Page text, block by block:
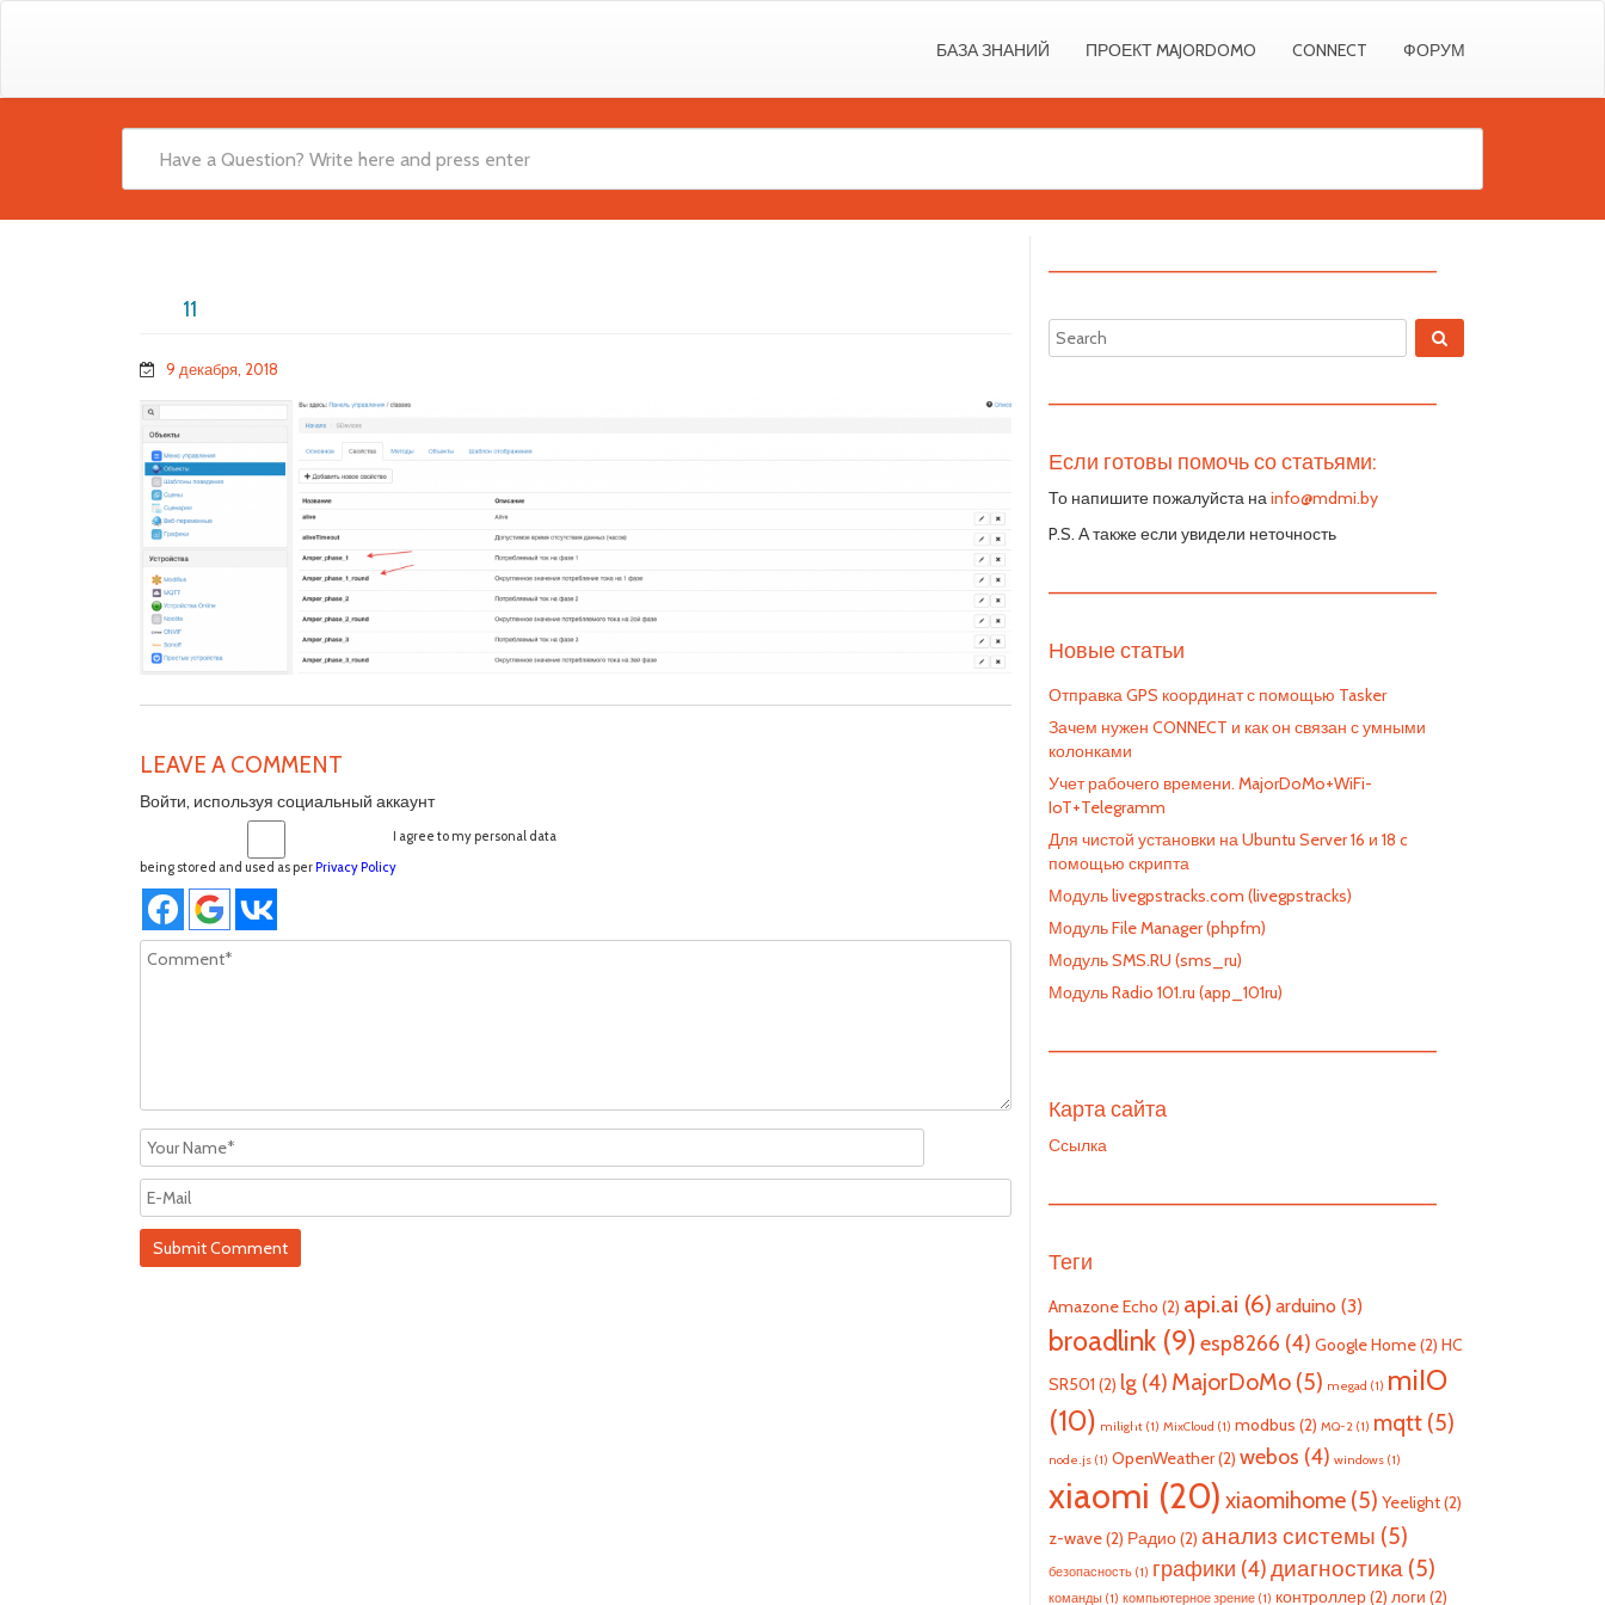
БАЗА ЗНАНИЙ ПРОЕКТ MAJORDOMO CONNECT ФОРУМ
11
9 декабря, 2018
LEAVE A COMMENT
Войти, используя социальный аккаунт
I agree to my personal data
being stored and used as perPrivacy Policy
—————————————————————————
—————————————————————————
Если готовы помочь со статьями:
То напишите пожалуйста наinfo@mdmi.by
P.S. А также если увидели неточность
—————————————————————————
Новые статьи
Отправка GPS координат с помощью Tasker
Зачем нужен CONNECT и как он связан с умными
колонками
Учет рабочего времени. MajorDoMo+WiFi-
IoT+Telegramm
Для чистой установки на Ubuntu Server 16 и 18 c
помощью скрипта
Модуль livegpstracks.com (livegpstracks)
Модуль File Manager (phpfm)
Модуль SMS.RU (sms_ru)
Модуль Radio 101.ru (app_101ru)
—————————————————————————
Карта сайта
Ссылка
—————————————————————————
Теги
Amazone Echo (2) api.ai (6) arduino (3)
broadlink (9)esp8266 (4) Google Home(2) HC
SR501 (2) lg (4) MajorDoMo (5) megad (1) miIO
(10) milight (1) MixCloud (1) modbus (2) MQ-2 (1) mqtt (5)
node.js (1) OpenWeather(2) webos (4) windows (1)
xiaomi (20) xiaomihome (5) Yeelight(2)
z-wave(2) Радио(2) анализ системы (5)
безопасность (1) графики (4)диагностика (5)
команды (1) компьютерное зрение (1) контроллер(2) логи (2)